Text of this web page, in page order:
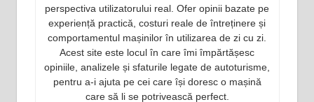
perspectiva utilizatorului real. Ofer opinii bazate pe
experiență practică, costuri reale de întreținere și
comportamentul mașinilor în utilizarea de zi cu zi.
Acest site este locul în care îmi împărtășesc
opiniile, analizele și sfaturile legate de autoturisme,
pentru a-i ajuta pe cei care își doresc o mașină
care să li se potrivească perfect.